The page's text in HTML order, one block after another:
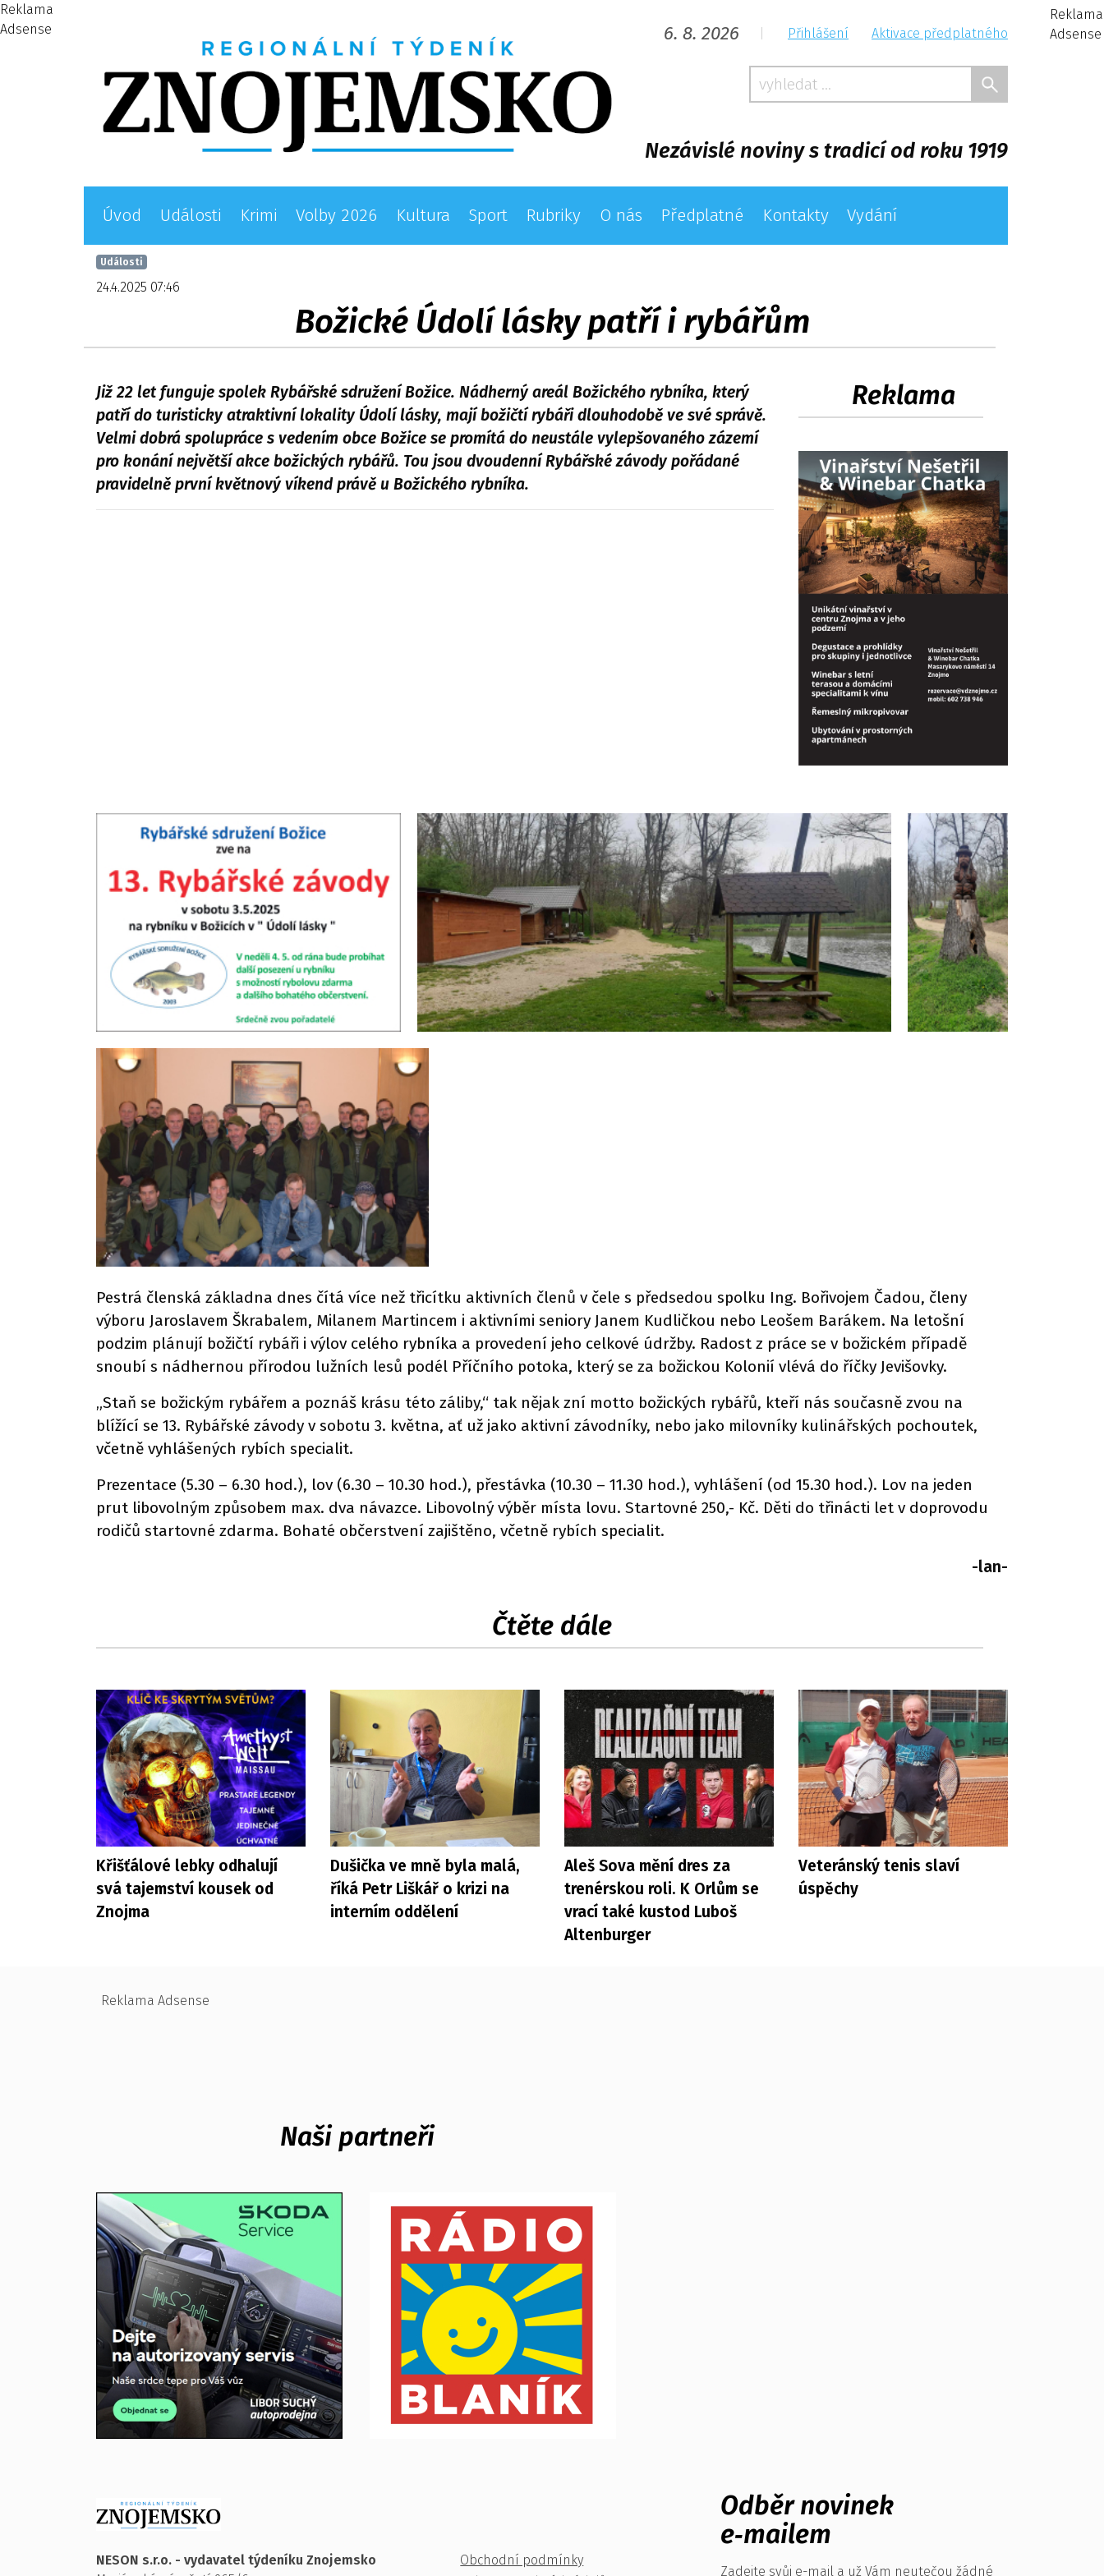
6. 8. 2026 Přihlášení Aktivace předplatného
Nezávislé noviny s tradicí od roku 1919
Úvod Události Krimi Volby 2026 Kultura Sport Rubriky O nás Předplatné Kontakty Vydání
Reklama
Adsense
Reklama
Adsense
Události
24.4.2025 07:46
Božické Údolí lásky patří i rybářům
Již 22 let funguje spolek Rybářské sdružení Božice. Nádherný areál Božického rybníka, který
patří do turisticky atraktivní lokality Údolí lásky, mají božičtí rybáři dlouhodobě ve své správě.
Velmi dobrá spolupráce s vedením obce Božice se promítá do neustále vylepšovaného zázemí
pro konání největší akce božických rybářů. Tou jsou dvoudenní Rybářské závody pořádané
pravidelně první květnový víkend právě u Božického rybníka.
Reklama
Pestrá členská základna dnes čítá více než třicítku aktivních členů v čele s předsedou spolku Ing. Bořivojem Čadou, členy
výboru Jaroslavem Škrabalem, Milanem Martincem i aktivními seniory Janem Kudličkou nebo Leošem Barákem. Na letošní
podzim plánují božičtí rybáři i výlov celého rybníka a provedení jeho celkové údržby. Radost z práce se v božickém případě
snoubí s nádhernou přírodou lužních lesů podél Příčního potoka, který se za božickou Kolonií vlévá do říčky Jevišovky.
„Staň se božickým rybářem a poznáš krásu této záliby,“ tak nějak zní motto božických rybářů, kteří nás současně zvou na
blížící se 13. Rybářské závody v sobotu 3. května, ať už jako aktivní závodníky, nebo jako milovníky kulinářských pochoutek,
včetně vyhlášených rybích specialit.
Prezentace (5.30 – 6.30 hod.), lov (6.30 – 10.30 hod.), přestávka (10.30 – 11.30 hod.), vyhlášení (od 15.30 hod.). Lov na jeden
prut libovolným způsobem max. dva návazce. Libovolný výběr místa lovu. Startovné 250,- Kč. Děti do třinácti let v doprovodu
rodičů startovné zdarma. Bohaté občerstvení zajištěno, včetně rybích specialit.
-lan-
Čtěte dále
Křišťálové lebky odhalují
svá tajemství kousek od
Znojma
Dušička ve mně byla malá,
říká Petr Liškář o krizi na
interním oddělení
Aleš Sova mění dres za
trenérskou roli. K Orlům se
vrací také kustod Luboš
Altenburger
Veteránský tenis slaví
úspěchy
Reklama Adsense
Naši partneři
NESON s.r.o. - vydavatel týdeníku Znojemsko
Obchodní podmínky
Odběr novinek
e‑mailem
Zadejte svůj e-mail a už Vám neutečou žádné